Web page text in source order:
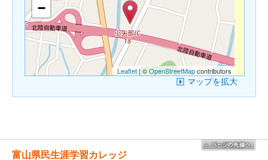
−
Leaflet | ©OpenStreetMapcontributors
マップを拡大
富山県民生涯学習カレッジ